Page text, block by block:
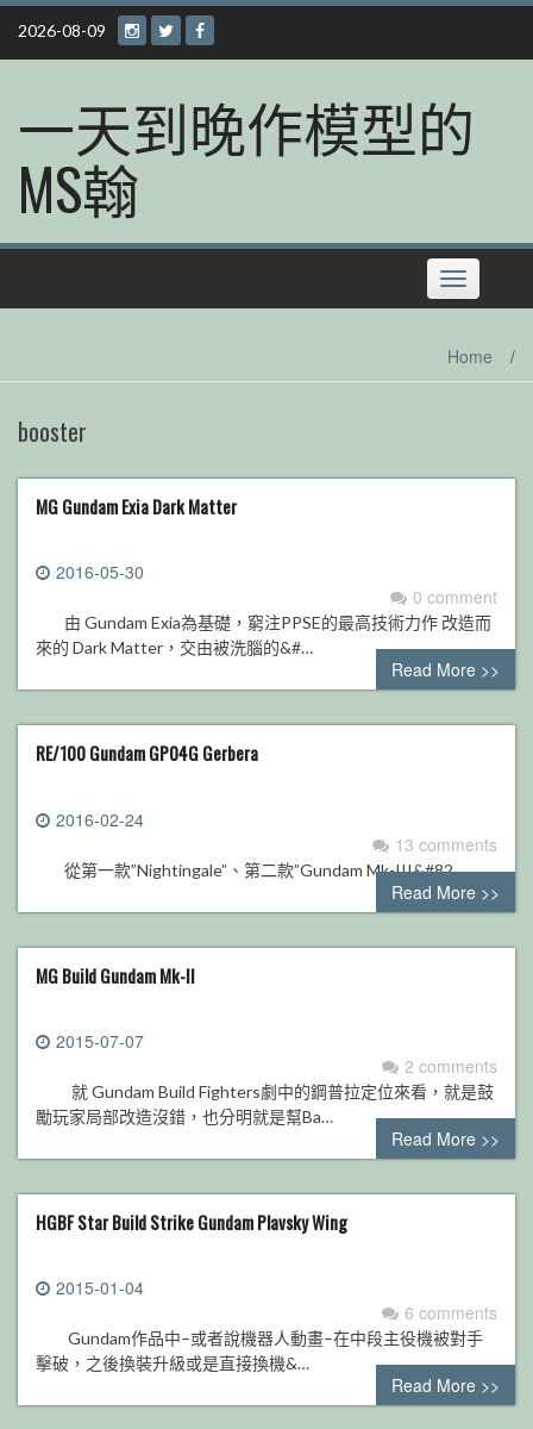
Skip
content
2026-08-09
一天到晚作模型的
MS翰
Toggle
navigation
Home /
booster
MG Gundam Exia Dark Matter
2016-05-30
0 comment
由 Gundam Exia為基礎，窮注PPSE的最高技術力作 改造而
來的 Dark Matter，交由被洗腦的&#…
Read More >>
RE/100 Gundam GP04G Gerbera
2016-02-24
13 comments
從第一款”Nightingale”、第二款”Gundam Mk-III&#82…
Read More >>
MG Build Gundam Mk-II
2015-07-07
2 comments
就 Gundam Build Fighters劇中的鋼普拉定位來看，就是鼓
勵玩家局部改造沒錯，也分明就是幫Ba…
Read More >>
HGBF Star Build Strike Gundam Plavsky Wing
2015-01-04
6 comments
Gundam作品中–或者說機器人動畫–在中段主役機被對手
擊破，之後換裝升級或是直接換機&…
Read More >>